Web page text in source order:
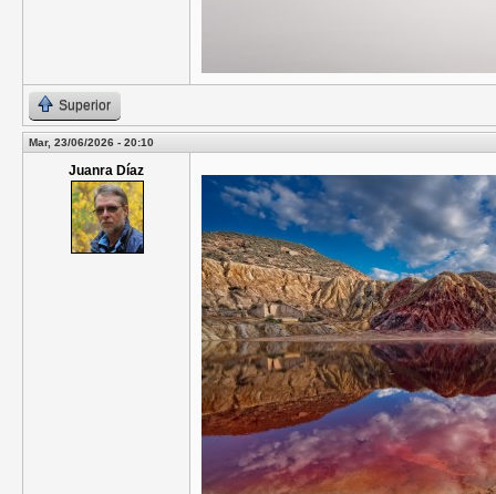
Superior
Mar, 23/06/2026 - 20:10
Juanra Díaz